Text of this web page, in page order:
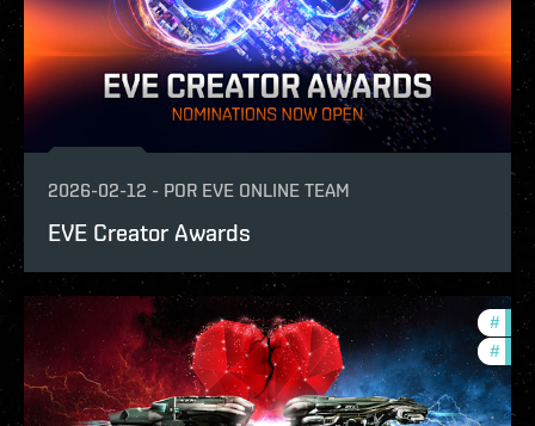
2026-02-12 - POR EVE ONLINE TEAM
EVE Creator Awards
# pvp
#